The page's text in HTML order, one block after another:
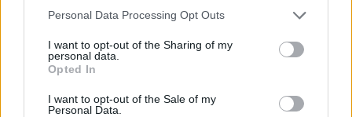
Please note that this website/app uses one or more Google
not limited to your visit or usage behaviour. You may click to
grant or deny consent to Google and its third-party tags to
use your data for below specified purposes in below Google
consent section.
Personal Data Processing Opt Outs
I want to opt-out of the Sharing of my
personal data.
Opted In
I want to opt-out of the Sale of my
Personal Data.
μειώσεων και καταργήσεων φόρων της
προηγούμενης τετραετίας. Ταυτόχρονα, τέθηκαν
σε εφαρμογή στοχευμένα μέτρα όπως το Market
νοικοκυριού” και η “Μόνιμη Μείωση Τιμής”.